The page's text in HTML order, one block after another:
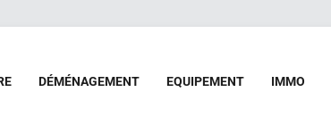
DÉMÉNAGEMENT EQUIPEMENT IMMO